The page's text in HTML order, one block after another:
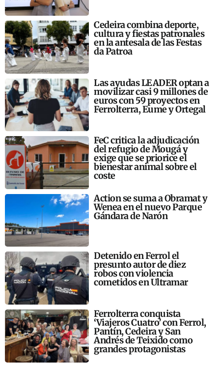
Cedeira combina deporte,
cultura y fiestas patronales
en la antesala de las Festas
da Patroa
Las ayudas LEADER optan a
movilizar casi 9 millones de
euros con 59 proyectos en
Ferrolterra, Eume y Ortegal
FeC critica la adjudicación
del refugio de Mougá y
exige que se priorice el
bienestar animal sobre el
coste
Action se suma a Obramat y
Wenea en el nuevo Parque
Gándara de Narón
Detenido en Ferrol el
presunto autor de diez
robos con violencia
cometidos en Ultramar
Ferrolterra conquista
‘Viajeros Cuatro’ con Ferrol,
Pantín, Cedeira y San
Andrés de Teixido como
grandes protagonistas